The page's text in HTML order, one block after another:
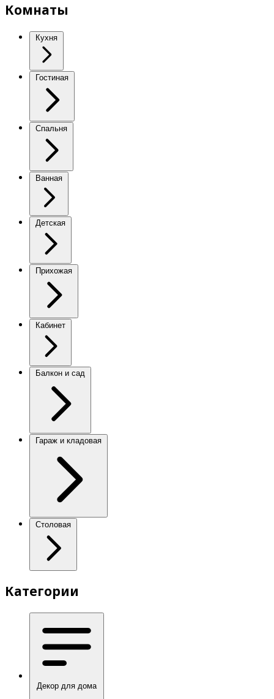
Комнаты
Кухня
Гостиная
Спальня
Ванная
Детская
Прихожая
Кабинет
Балкон и сад
Гараж и кладовая
Столовая
Категории
Декор для дома